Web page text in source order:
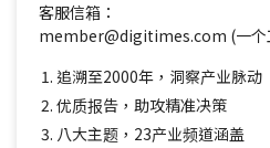
客服信箱：
member@digitimes.com (一个
追溯至2000年，洞察产业脉动
优质报告，助攻精准决策
八大主题，23产业频道涵盖